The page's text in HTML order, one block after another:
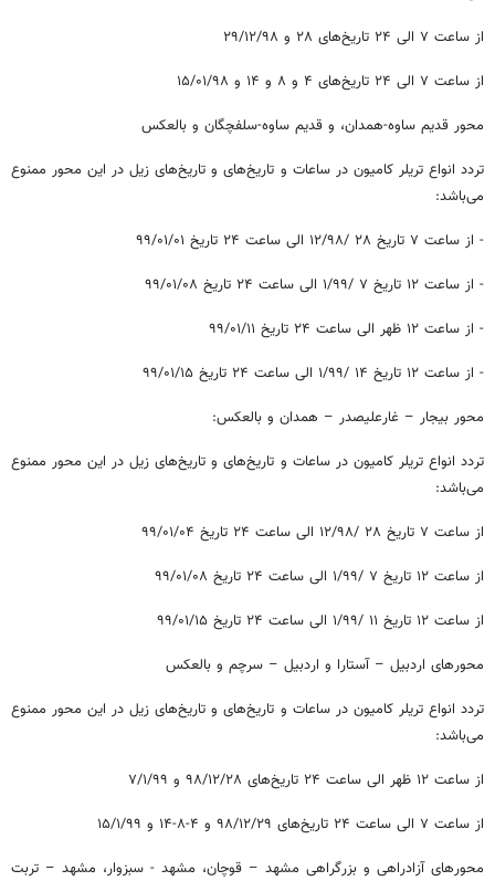
از ساعت ۷ الی ۲۴ تاریخ‌های ۲۸ و ۲۹/۱۲/۹۸
از ساعت ۷ الی ۲۴ تاریخ‌های ۴ و ۸ و ۱۴ و ۱۵/۰۱/۹۸
محور قدیم ساوه-همدان، و قدیم ساوه-سلفچگان و بالعکس
تردد انواع تریلر کامیون در ساعات و تاریخ‌های و تاریخ‌های زیل در این محور ممنوع
می‌باشد:
- از ساعت ۷ تاریخ ۲۸ /۱۲/۹۸ الی ساعت ۲۴ تاریخ ۰۱/‏۰۱/‏۹۹‬
- از ساعت ۱۲ تاریخ ۷ /۱/۹۹ الی ساعت ۲۴ تاریخ ۰۸/‏۰۱/‏۹۹‬
- از ساعت ۱۲ ظهر الی ساعت ۲۴ تاریخ ۱۱/‏۰۱/‏۹۹‬
- از ساعت ۱۲ تاریخ ۱۴ /۱/۹۹ الی ساعت ۲۴ تاریخ ۱۵/‏۰۱/‏۹۹‬
محور بیجار – غارعلیصدر – همدان و بالعکس:
تردد انواع تریلر کامیون در ساعات و تاریخ‌های و تاریخ‌های زیل در این محور ممنوع
می‌باشد:
از ساعت ۷ تاریخ ۲۸ /۱۲/۹۸ الی ساعت ۲۴ تاریخ ۰۴/‏۰۱/‏۹۹‬
از ساعت ۱۲ تاریخ ۷ /۱/۹۹ الی ساعت ۲۴ تاریخ ۰۸/‏۰۱/‏۹۹‬
از ساعت ۱۲ تاریخ ۱۱ /۱/۹۹ الی ساعت ۲۴ تاریخ ۱۵/‏۰۱/‏۹۹‬
محورهای اردبیل – آستارا و اردبیل – سرچم و بالعکس
تردد انواع تریلر کامیون در ساعات و تاریخ‌های و تاریخ‌های زیل در این محور ممنوع
می‌باشد:
از ساعت ۱۲ ظهر الی ساعت ۲۴ تاریخ‌های ۲۸/‏۱۲/‏۹۸‬ و ۷/۱/۹۹
از ساعت ۷ الی ساعت ۲۴ تاریخ‌های ۲۹/‏۱۲/‏۹۸‬ و ۴-۸-۱۴ و ۱۵/۱/۹۹
محورهای آزادراهی و بزرگراهی مشهد – قوچان، مشهد - سبزوار، مشهد – تربت